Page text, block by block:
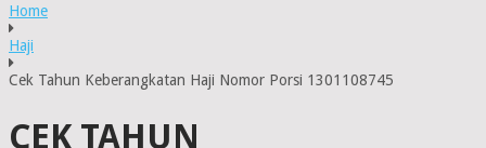
Home
Haji
Cek Tahun Keberangkatan Haji Nomor Porsi 1301108745
CEK TAHUN